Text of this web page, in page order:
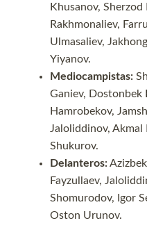
Khusanov,
Rakhmonaliev,
Ulmasaliev,
Yiyanov.
Mediocampistas:
Ganiev, Dostonbek
Hamrobekov,
Jaloliddinov,
Shukurov.
Delanteros:
Fayzullaev,
Shomurodov, Igor
Oston Urunov.